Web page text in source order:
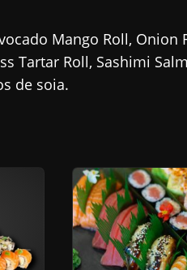
Mango Roll,
Tartar Roll, Sashimi
de soia.